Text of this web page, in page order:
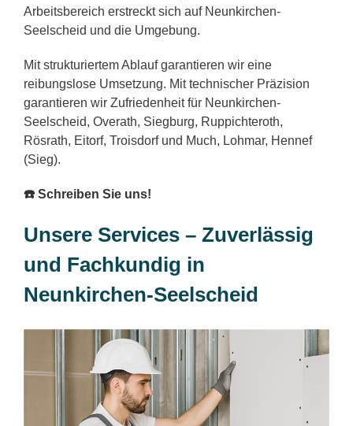
Arbeitsbereich erstreckt sich auf Neunkirchen-
Seelscheid und die Umgebung.
Mit strukturiertem Ablauf garantieren wir eine
reibungslose Umsetzung. Mit technischer Präzision
garantieren wir Zufriedenheit für Neunkirchen-
Seelscheid, Overath, Siegburg, Ruppichteroth,
Rösrath, Eitorf, Troisdorf und Much, Lohmar, Hennef
(Sieg).
☎️ Schreiben Sie uns!
Unsere Services – Zuverlässig
und Fachkundig in
Neunkirchen-Seelscheid